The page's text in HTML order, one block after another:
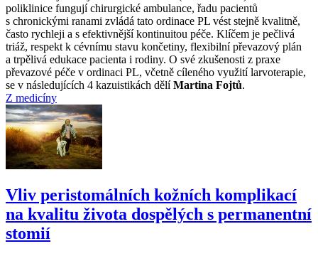
poliklinice fungují chirurgické ambulance, řadu pacientů
s chronickými ranami zvládá tato ordinace PL vést stejně kvalitně,
často rychleji a s efektivnější kontinuitou péče. Klíčem je pečlivá
triáž, respekt k cévnímu stavu končetiny, flexibilní převazový plán
a trpělivá edukace pacienta i rodiny. O své zkušenosti z praxe
převazové péče v ordinaci PL, včetně cíleného využití larvoterapie,
se v následujících 4 kazuistikách dělíMartina Fojtů.
Z medicíny
Vliv peristomálních kožních komplikací
na kvalitu života dospělých s permanentní
stomií